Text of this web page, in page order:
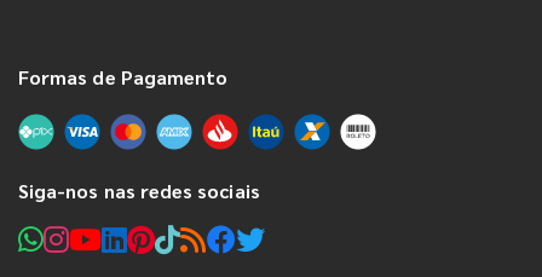
Formas de Pagamento
Siga-nos nas redes sociais